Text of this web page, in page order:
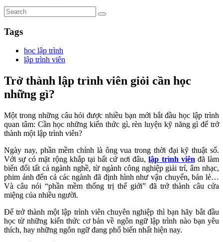
Tags
học lập trình
lập trình viên
Trở thành lập trình viên giỏi cần học
những gì?
Một trong những câu hỏi được nhiều bạn mới bắt đầu học lập trình
quan tâm: Cần học những kiến thức gì, rèn luyện kỹ năng gì để trở
thành một lập trình viên?
Ngày nay, phần mềm chính là ông vua trong thời đại kỹ thuật số.
Với sự có mặt rộng khắp tại bất cứ nơi đâu,lập trình viên đã làm
biến đổi tất cả ngành nghề, từ ngành công nghiệp giải trí, âm nhạc,
phim ảnh đến cả các ngành đã định hình như vận chuyển, bán lẻ…
Và câu nói “phần mềm thống trị thế giới” đã trở thành câu cửa
miệng của nhiều người.
Để trở thành một lập trình viên chuyên nghiệp thì bạn hãy bắt đầu
học từ những kiến thức cơ bản về ngôn ngữ lập trình nào bạn yêu
thích, hay những ngôn ngữ đang phổ biến nhất hiện nay.